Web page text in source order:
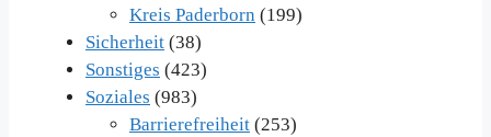
Kreis Paderborn (199)
Sicherheit (38)
Sonstiges (423)
Soziales (983)
Barrierefreiheit (253)